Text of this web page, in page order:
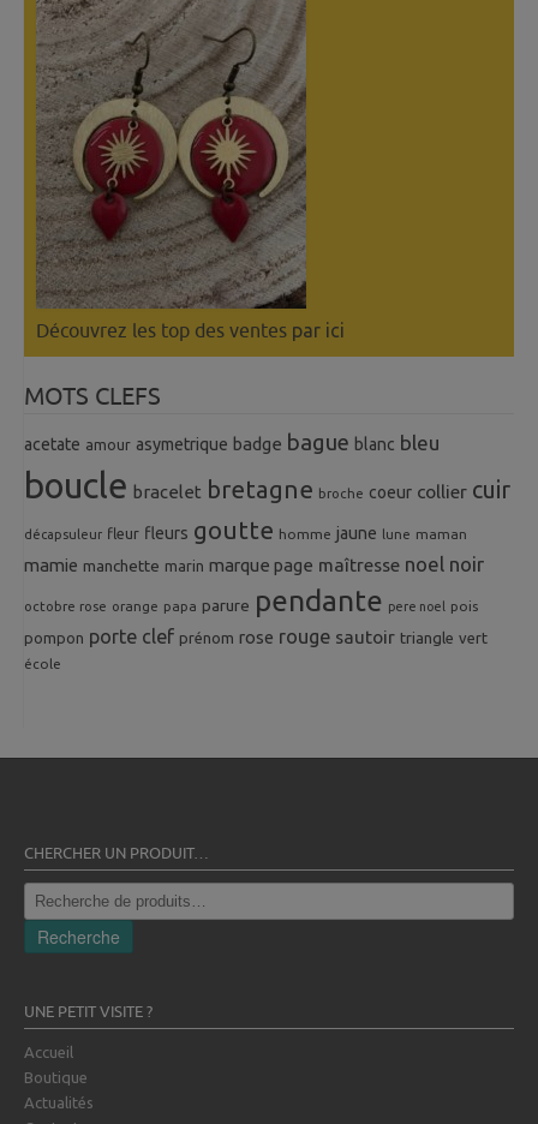
Découvrez les top des ventes par ici
MOTS CLEFS
acetate amour asymetrique badge bague blanc bleu
boucle bracelet bretagne broche coeur collier cuir
décapsuleur fleur fleurs goutte homme jaune lune maman
mamie manchette marin marque page maîtresse noel noir
octobre rose orange papa parure pendante pere noel pois
pompon porte clef prénom rose rouge sautoir triangle vert
école
CHERCHER UN PRODUIT…
Recherche
pour :
Recherche
UNE PETIT VISITE ?
Accueil
Boutique
Actualités